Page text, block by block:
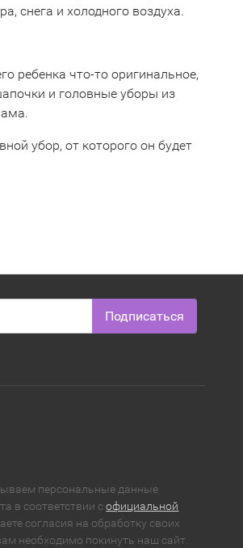
снега и холодного воздуха.
ребенка что-то оригинальное,
и головные уборы из
убор, от которого он будет
Подписаться
персональные данные
в соответствии софициальной
согласия на обработку своих
необходимо покинуть наш сайт.